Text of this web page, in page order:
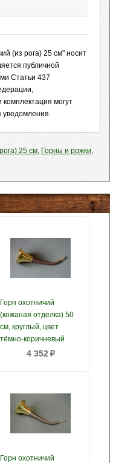
(из рога) 25 см" носит
публичной
Статьи 437
комплектация могут
уведомления.
25 см, Горны и рожки,
Горн охотничий
(кожаная отделка) 50
см, круглый, цвет
тёмно-коричневый
4 352 p
Горн охотничий